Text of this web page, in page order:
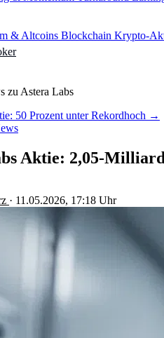
& Altcoins Blockchain Krypto-
zu Astera Labs
50 Prozent unter Rekordhoch →
Aktie: 2,05-
· 11.05.2026, 17:18 Uhr